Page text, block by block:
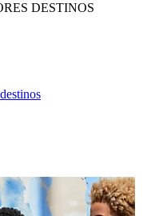
DESTINOS